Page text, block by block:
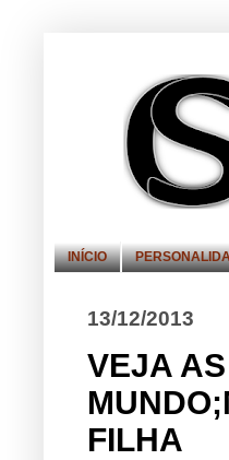
INÍCIO
13/12/2013
VEJA
FILHA